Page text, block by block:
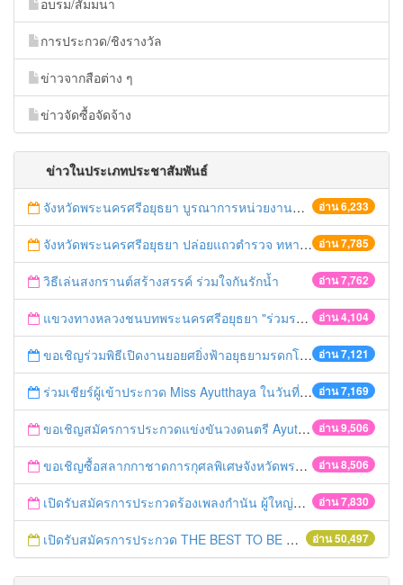
อบรม/สัมมนา
การประกวด/ชิงรางวัล
ข่าวจากสือต่าง ๆ
ข่าวจัดซื้อจัดจ้าง
ข่าวในประเภทประชาสัมพันธ์
อ่าน 6,233
จังหวัดพระนครศรีอยุธยา บูรณาการหน่วยงานที่เกี่ยวข้อง ลงพื้นที่จัดระเบียบและดำเนินมาตรการตามบทลงโทษสูงสุดกับผู้ประกอบการร้านค้าที่ยังฝ่าฝืนตั้งร้านค้ารุกล้ำเขตพื้นที่ทางหลวง เตรียมความปลอดภัยก่อนเทศกาลสงกรานต์
อ่าน 7,785
จังหวัดพระนครศรีอยุธยา ปล่อยแถวตำรวจ ทหาร ฝ่ายปกครอง กว่า 100 นาย ตรวจเข้มท่ารถสาธารณะ สถานีขนส่งรถโดยสาร วินรถตู้ และสถานีรถไฟ เตรียมรับมือเทศกาลสงกรานต์
อ่าน 7,762
วิธีเล่นสงกรานต์สร้างสรรค์ ร่วมใจกันรักน้ำ
อ่าน 4,104
แขวงทางหลวงชนบทพระนครศรีอยุธยา "ร่วมรณรงค์ ขับช้า เปิดไฟหน้า คาดเข็มขัด" เทศกาลสงกรานต์ ปี 2561
อ่าน 7,121
ขอเชิญร่วมพิธีเปิดงานยอยศยิ่งฟ้าอยุธยามรดกโลก
อ่าน 7,169
ร่วมเชียร์ผู้เข้าประกวด Miss Ayutthaya ในวันที่ 15 ธันวาคม 2560
อ่าน 9,506
ขอเชิญสมัครการประกวดแข่งขันวงดนตรี Ayutthaya battle of the bands
อ่าน 8,506
ขอเชิญซื้อสลากกาชาดการกุศลพิเศษจังหวัดพระนครศรีอยุธยา 2560
อ่าน 7,830
เปิดรับสมัครการประกวดร้องเพลงกำนัน ผู้ใหญ่บ้าน ฯลฯ
อ่าน 50,497
เปิดรับสมัครการประกวด THE BEST TO BE NUMBER ONE